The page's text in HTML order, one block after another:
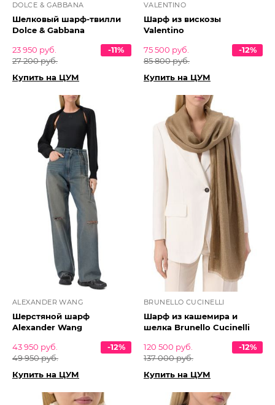
DOLCE & GABBANA
Шелковый шарф-твилли
Dolce & Gabbana
23 950 руб.
27 200 руб.
-11%
Купить на ЦУМ
VALENTINO
Шарф из вискозы
Valentino
75 500 руб.
85 800 руб.
-12%
Купить на ЦУМ
ALEXANDER WANG
Шерстяной шарф
Alexander Wang
43 950 руб.
49 950 руб.
-12%
Купить на ЦУМ
BRUNELLO CUCINELLI
Шарф из кашемира и
шелка Brunello Cucinelli
120 500 руб.
137 000 руб.
-12%
Купить на ЦУМ